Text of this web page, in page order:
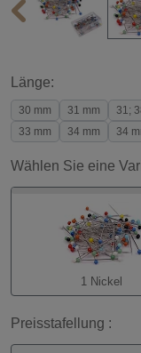
Länge:
30 mm 31 mm 31;
33 mm
34 mm 34
Wählen Sie eine
1 Nickel
Preisstafellung :